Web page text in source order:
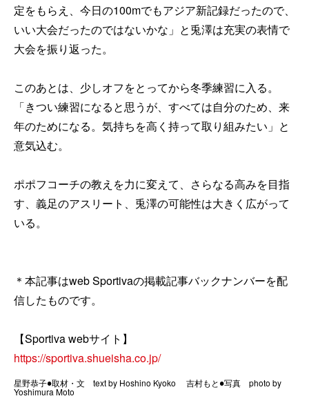
定をもらえ、今日の100mでもアジア新記録だったので、
いい大会だったのではないかな」と兎澤は充実の表情で
大会を振り返った。
このあとは、少しオフをとってから冬季練習に入る。
「きつい練習になると思うが、すべては自分のため、来
年のためになる。気持ちを高く持って取り組みたい」と
意気込む。
ポポフコーチの教えを力に変えて、さらなる高みを目指
す、義足のアスリート、兎澤の可能性は大きく広がって
いる。
＊本記事はweb Sportivaの掲載記事バックナンバーを配
信したものです。
【Sportiva webサイト】
https://sportiva.shueisha.co.jp/
星野恭子●取材・文 text by Hoshino Kyoko 吉村もと●写真 photo by
Yoshimura Moto